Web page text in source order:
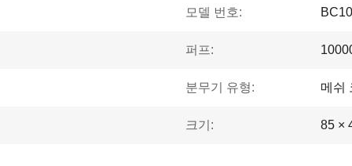
모델 번호:
퍼프:
분무기 유형: 메쉬
크기: 85 ×